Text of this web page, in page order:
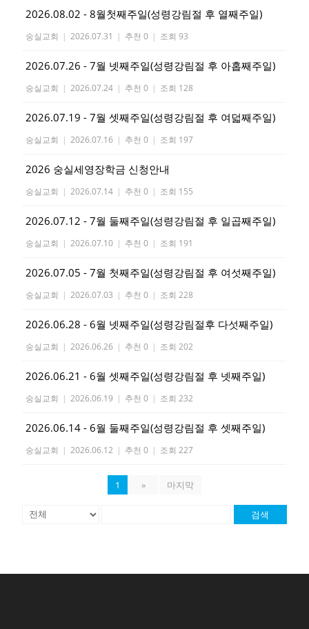
2026.08.02 - 8월첫째주일(성령강림절 후 열째주일)
숭실교회 | 2026.07.31 | 추천 0 | 조회 93
2026.07.26 - 7월 넷째주일(성령강림절 후 아홉째주일)
숭실교회 | 2026.07.24 | 추천 0 | 조회 128
2026.07.19 - 7월 셋째주일(성령강림절 후 여덟째주일)
숭실교회 | 2026.07.16 | 추천 0 | 조회 197
2026 숭실세영장학금 신청안내
숭실교회 | 2026.07.14 | 추천 0 | 조회 155
2026.07.12 - 7월 둘째주일(성령강림절 후 일곱째주일)
숭실교회 | 2026.07.10 | 추천 0 | 조회 191
2026.07.05 - 7월 첫째주일(성령강림절 후 여섯째주일)
숭실교회 | 2026.07.03 | 추천 0 | 조회 228
2026.06.28 - 6월 넷째주일(성령강림절후 다섯째주일)
숭실교회 | 2026.06.26 | 추천 0 | 조회 202
2026.06.21 - 6월 셋째주일(성령강림절 후 넷째주일)
숭실교회 | 2026.06.19 | 추천 0 | 조회 232
2026.06.14 - 6월 둘째주일(성령강림절 후 셋째주일)
숭실교회 | 2026.06.12 | 추천 0 | 조회 227
1 » 마지막
검색